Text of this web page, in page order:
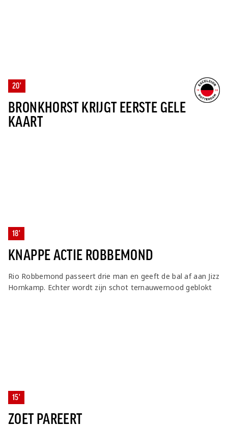
20'
BRONKHORST KRIJGT EERSTE GELE
KAART
18'
KNAPPE ACTIE ROBBEMOND
Rio Robbemond passeert drie man en geeft de bal af aan Jizz
Hornkamp. Echter wordt zijn schot ternauwernood geblokt
15'
ZOET PAREERT